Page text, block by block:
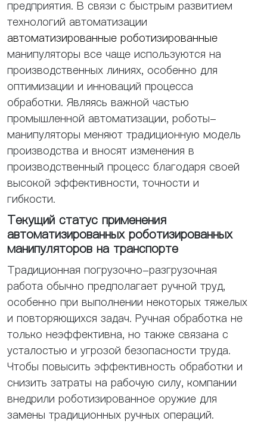
предприятия. В связи с быстрым развитием
технологий автоматизации
автоматизированные роботизированные
манипуляторы все чаще используются на
производственных линиях, особенно для
оптимизации и инноваций процесса
обработки. Являясь важной частью
промышленной автоматизации, роботы-
манипуляторы меняют традиционную модель
производства и вносят изменения в
производственный процесс благодаря своей
высокой эффективности, точности и
гибкости.
Текущий статус применения
автоматизированных роботизированных
манипуляторов на транспорте
Традиционная погрузочно-разгрузочная
работа обычно предполагает ручной труд,
особенно при выполнении некоторых тяжелых
и повторяющихся задач. Ручная обработка не
только неэффективна, но также связана с
усталостью и угрозой безопасности труда.
Чтобы повысить эффективность обработки и
снизить затраты на рабочую силу, компании
внедрили роботизированное оружие для
замены традиционных ручных операций.